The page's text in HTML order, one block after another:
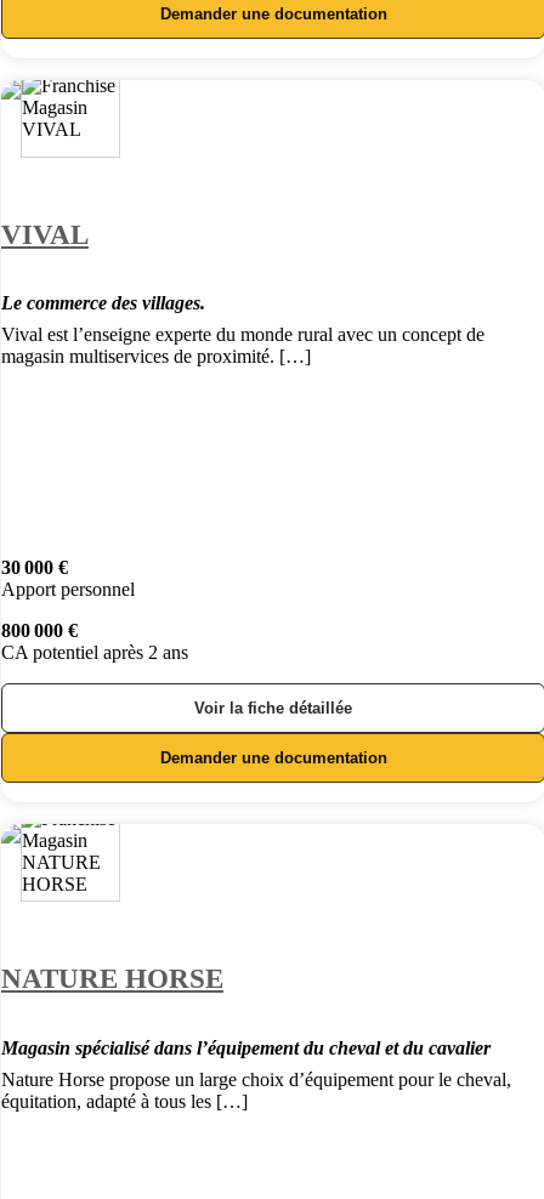
Demander une documentation
VIVAL
Le commerce des villages.
Vival est l’enseigne experte du monde rural avec un concept de
magasin multiservices de proximité. […]
30 000 €
Apport personnel
800 000 €
CA potentiel après 2 ans
Voir la fiche détaillée
Demander une documentation
NATURE HORSE
Magasin spécialisé dans l’équipement du cheval et du cavalier
Nature Horse propose un large choix d’équipement pour le cheval,
équitation, adapté à tous les […]